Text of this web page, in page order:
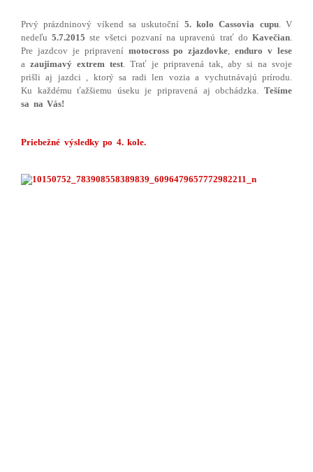
Prvý prázdninový víkend sa uskutoční 5. kolo Cassovia cupu. V
nedeľu 5.7.2015 ste všetci pozvaní na upravenú trať do Kavečian.
Pre jazdcov je pripravení motocross po zjazdovke,enduro v lese
a zaujimavý extrem test. Trať je pripravená tak, aby si na svoje
prišli aj jazdci , ktorý sa radi len vozia a vychutnávajú prírodu.
Ku každému ťažšiemu úseku je pripravená aj obchádzka. Tešíme
sa na Vás!
Priebežné výsledky po 4. kole.